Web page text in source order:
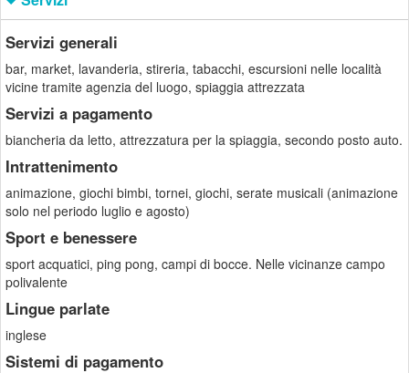
Servizi generali
bar, market, lavanderia, stireria, tabacchi, escursioni nelle località
vicine tramite agenzia del luogo, spiaggia attrezzata
Servizi a pagamento
biancheria da letto, attrezzatura per la spiaggia, secondo posto auto.
Intrattenimento
animazione, giochi bimbi, tornei, giochi, serate musicali (animazione
solo nel periodo luglio e agosto)
Sport e benessere
sport acquatici, ping pong, campi di bocce. Nelle vicinanze campo
polivalente
Lingue parlate
inglese
Sistemi di pagamento